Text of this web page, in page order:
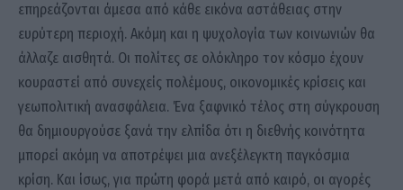
επηρεάζονται άμεσα από κάθε εικόνα αστάθειας στην
ευρύτερη περιοχή. Ακόμη και η ψυχολογία των κοινωνιών θα
άλλαζε αισθητά. Οι πολίτες σε ολόκληρο τον κόσμο έχουν
κουραστεί από συνεχείς πολέμους, οικονομικές κρίσεις και
γεωπολιτική ανασφάλεια. Ένα ξαφνικό τέλος στη σύγκρουση
θα δημιουργούσε ξανά την ελπίδα ότι η διεθνής κοινότητα
μπορεί ακόμη να αποτρέψει μια ανεξέλεγκτη παγκόσμια
κρίση. Και ίσως, για πρώτη φορά μετά από καιρό, οι αγορές